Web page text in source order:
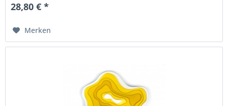
28,80 € *
Merken